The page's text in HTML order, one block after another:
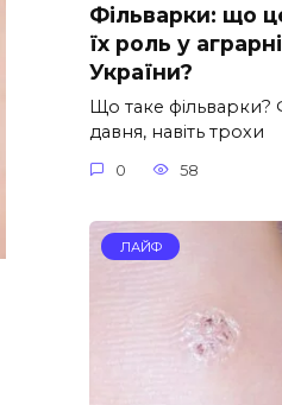
Фільварки: що
їх роль у
України?
Що таке фільварки?
давня, навіть трохи
0 58
ЛАЙФ